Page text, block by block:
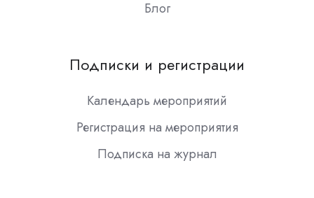
Блог
Подписки и регистрации
Календарь мероприятий
Регистрация на мероприятия
Подписка на журнал